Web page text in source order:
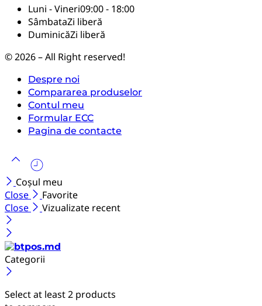
Luni - Vineri09:00 - 18:00
SâmbataZi liberă
DuminicăZi liberă
© 2026 – All Right reserved!
Despre noi
Compararea produselor
Contul meu
Formular ECC
Pagina de contacte
Coșul meu
Close
Favorite
Close
Vizualizate recent
Categorii
Select at least 2 products